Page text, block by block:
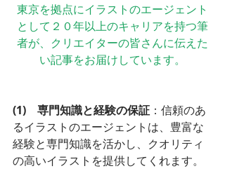
東京を拠点にイラストのエージェント
として２０年以上のキャリアを持つ筆
者が、クリエイターの皆さんに伝えた
い記事をお届けしています。
(1)　専門知識と経験の保証 ：信頼のあ
るイラストのエージェントは、豊富な
経験と専門知識を活かし、クオリティ
の高いイラストを提供してくれます。